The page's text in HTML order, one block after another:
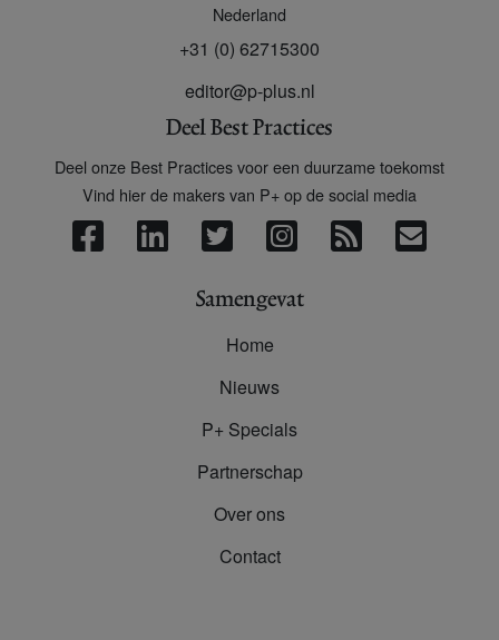
Nederland
+31 (0) 62715300
editor@p-plus.nl
Deel Best Practices
Deel onze Best Practices voor een duurzame toekomst
Vind hier de makers van P+ op de social media
Samengevat
Home
Nieuws
P+ Specials
Partnerschap
Over ons
Contact